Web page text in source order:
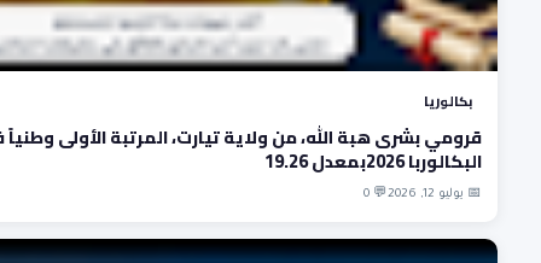
بكالوريا
قرومي بشرى هبة الله، من ولاية تيارت، المرتبة الأولى
البكالوربا 2026بمعدل 19.26
📅 يوليو 12, 2026 💬 0